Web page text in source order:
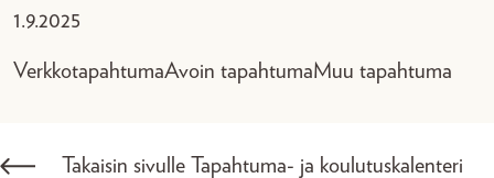
1.9.2025
VerkkotapahtumaAvoin tapahtumaMuu tapahtuma
Takaisin sivulle Tapahtuma- ja koulutuskalenteri